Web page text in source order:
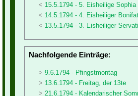
15.5.1794 - 5. Eisheilige Sophia
14.5.1794 - 4. Eisheiliger
13.5.1794 - 3. Eisheiliger
Nachfolgende Einträge:
9.6.1794 - Pfingstmontag
13.6.1794 - Freitag, der 13te
21.6.1794 - Kalendarischer